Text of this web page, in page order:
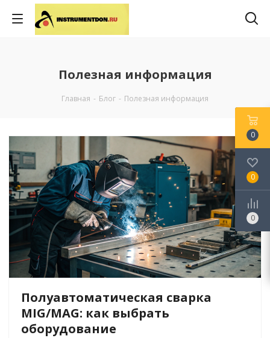
Полезная информация
Главная - Блог - Полезная информация
Полуавтоматическая сварка
MIG/MAG: как выбрать
оборудование
0
0
0